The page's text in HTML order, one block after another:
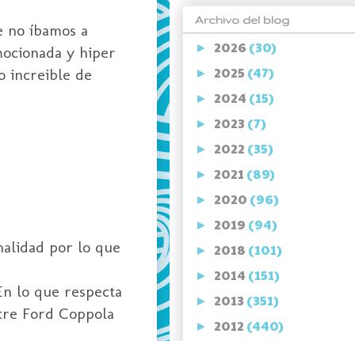
íbamos a
y hiper
increible de
por lo que
lo que respecta
Ford Coppola
Archivo del blog
► 2026 (30)
► 2025 (47)
► 2024 (15)
► 2023 (7)
► 2022 (35)
► 2021 (89)
► 2020 (96)
► 2019 (94)
► 2018 (101)
► 2014 (151)
► 2013 (351)
► 2012 (440)